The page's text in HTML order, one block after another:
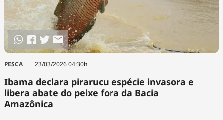
PESCA 23/03/2026 04:30h
Ibama declara pirarucu espécie invasora e
libera abate do peixe fora da Bacia
Amazônica